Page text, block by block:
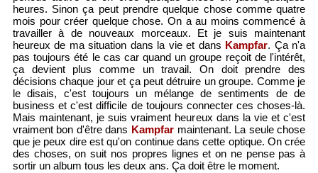
heures. Sinon ça peut prendre quelque chose comme quatre
mois pour créer quelque chose. On a au moins commencé à
travailler à de nouveaux morceaux. Et je suis maintenant
heureux de ma situation dans la vie et dans Kampfar. Ça n'a
pas toujours été le cas car quand un groupe reçoit de l'intérêt,
ça devient plus comme un travail. On doit prendre des
décisions chaque jour et ça peut détruire un groupe. Comme je
le disais, c'est toujours un mélange de sentiments de de
business et c'est difficile de toujours connecter ces choses-là.
Mais maintenant, je suis vraiment heureux dans la vie et c'est
vraiment bon d'être dans Kampfar maintenant. La seule chose
que je peux dire est qu'on continue dans cette optique. On crée
des choses, on suit nos propres lignes et on ne pense pas à
sortir un album tous les deux ans. Ça doit être le moment.